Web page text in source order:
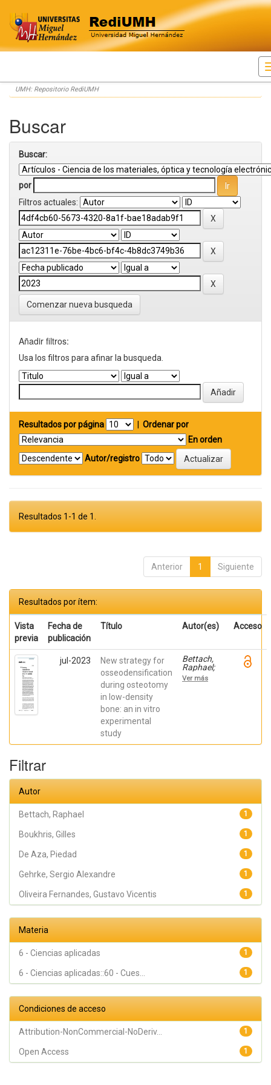
Skip
navigation
UMH: Repositorio RediUMH
Buscar
Buscar:
por
Filtros actuales:
Comenzar nueva busqueda
Añadir filtros:
Usa los filtros para afinar la busqueda.
Resultados por página
Ordenar por
En orden
Autor/registro
Resultados 1-1 de 1.
Anterior 1 Siguiente
Resultados por ítem:
Vista
previa
Fecha de
publicación
Título Autor(es) Acceso
jul-2023
New strategy for
osseodensification
during osteotomy
in low-density
bone: an in vitro
experimental
study
Bettach,
Raphael;
Boukhris,
Gilles; De
Antonio;
Vicentis;
Alexandre
Ver más
Filtrar
Autor
1
Bettach, Raphael
1
Boukhris, Gilles
1
De Aza, Piedad
1
Gehrke, Sergio Alexandre
1
Oliveira Fernandes, Gustavo Vicentis
Materia
1
6 - Ciencias aplicadas
1
6 - Ciencias aplicadas::60 - Cues...
Condiciones de acceso
1
Attribution-NonCommercial-NoDeriv...
1
Open Access